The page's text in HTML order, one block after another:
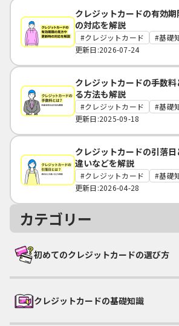
クレジットカードの有効
の対応を解説
クレジットカード
基礎
更新日:2026-07-24
クレジットカードの手数
る方法も解説
クレジットカード
基礎
更新日:2025-09-18
クレジットカードの引落
違いなどを解説
クレジットカード 基礎
更新日:2026-04-28
カテゴリー
初めてのクレジットカードの選び方
クレジットカードの基礎知識